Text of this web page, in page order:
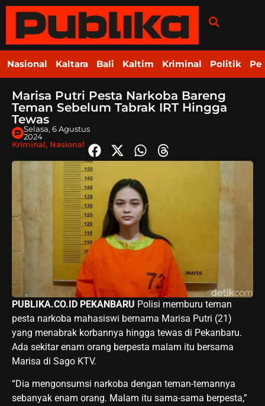
Nasional Kaltara Bali Kaltim Kriminal Politik
Marisa Putri Pesta Narkoba Bareng
Teman Sebelum Tabrak IRT Hingga
Tewas
Selasa, 6 Agustus
2024
Kriminal, Nasional
PUBLIKA.CO.ID PEKANBARU Polisi memburu teman
pesta narkoba mahasiswi bernama Marisa Putri (21)
yang menabrak korbannya hingga tewas di Pekanbaru.
Ada sekitar enam orang berpesta malam itu bersama
Marisa di Sago KTV.
“Dia mengonsumsi narkoba dengan teman-temannya
sebanyak enam orang. Malam itu sama-sama berpesta,”